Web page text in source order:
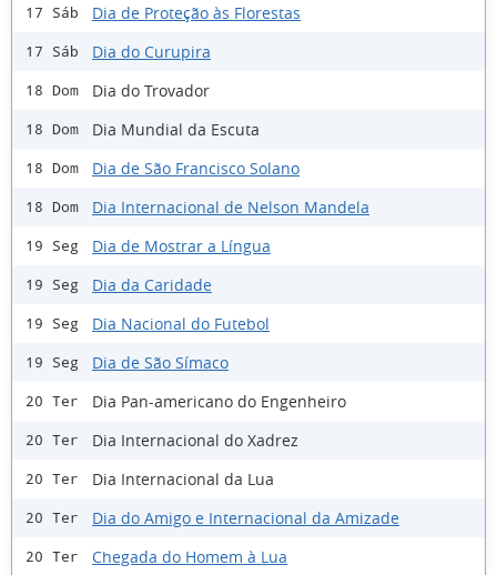
17 Sáb Dia de Proteção às Florestas
17 Sáb Dia do Curupira
18 Dom Dia do Trovador
18 Dom Dia Mundial da Escuta
18 Dom Dia de São Francisco Solano
18 Dom Dia Internacional de Nelson Mandela
19 Seg Dia de Mostrar a Língua
19 Seg Dia da Caridade
19 Seg Dia Nacional do Futebol
19 Seg Dia de São Símaco
20 Ter Dia Pan-americano do Engenheiro
20 Ter Dia Internacional do Xadrez
20 Ter Dia Internacional da Lua
20 Ter Dia do Amigo e Internacional da Amizade
20 Ter Chegada do Homem à Lua